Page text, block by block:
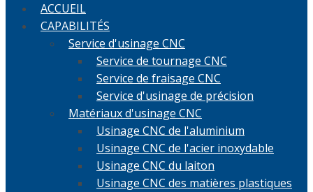
ACCUEIL
CAPABILITÉS
Service d'usinage CNC
Service de tournage CNC
Service de fraisage CNC
Service d'usinage de précision
Matériaux d'usinage CNC
Usinage CNC de l'aluminium
Usinage CNC de l'acier inoxydable
Usinage CNC du laiton
Usinage CNC des matières plastiques